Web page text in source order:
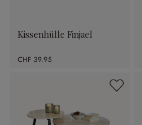
Kissenhülle Finjael
CHF 39.95